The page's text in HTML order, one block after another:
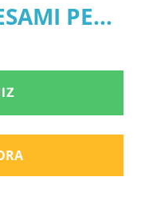
ESAMI
DI
PER
DEGLI
C) - A